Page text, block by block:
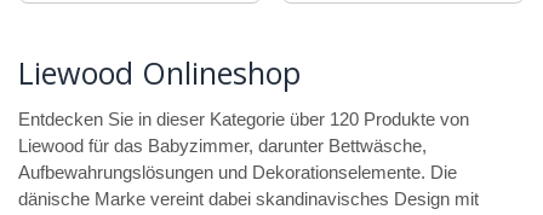
Liewood Onlineshop
Entdecken Sie in dieser Kategorie über 120 Produkte von
Liewood für das Babyzimmer, darunter Bettwäsche,
Aufbewahrungslösungen und Dekorationselemente. Die
dänische Marke vereint dabei skandinavisches Design mit